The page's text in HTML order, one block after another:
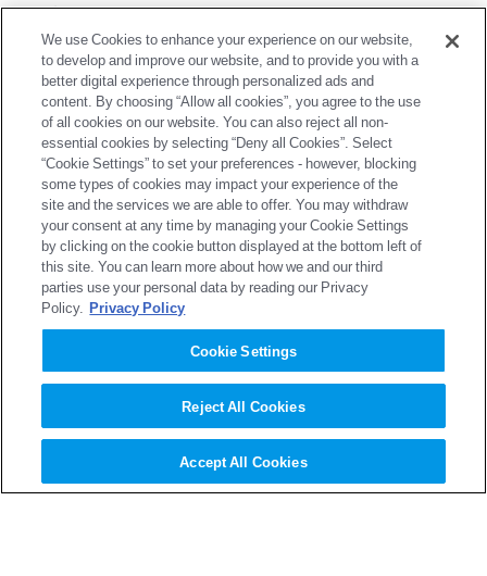
2008年
2007年
2006年
2005年
2004年
企業情報
We use Cookies to enhance your experience on our website,
to develop and improve our website, and to provide you with a
better digital experience through personalized ads and
content. By choosing “Allow all cookies”, you agree to the use
of all cookies on our website. You can also reject all non-
essential cookies by selecting “Deny all Cookies”. Select
“Cookie Settings” to set your preferences - however, blocking
some types of cookies may impact your experience of the
site and the services we are able to offer. You may withdraw
your consent at any time by managing your Cookie Settings
by clicking on the cookie button displayed at the bottom left of
this site. You can learn more about how we and our third
parties use your personal data by reading our Privacy
Policy. Privacy Policy
Cookie Settings
Reject All Cookies
Accept All Cookies